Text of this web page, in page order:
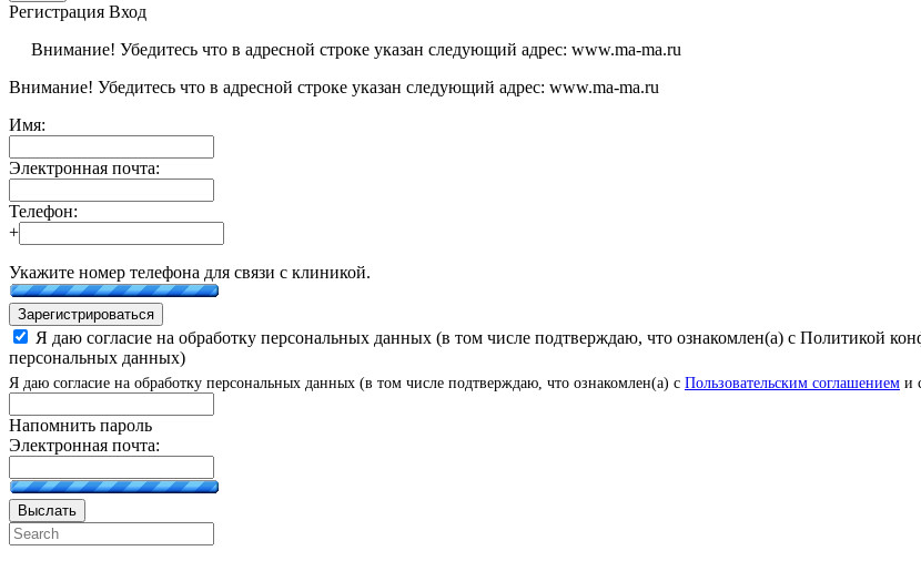
Регистрация Вход
Внимание! Убедитесь что в адресной строке указан следующий адрес: www.ma-ma.ru
Внимание! Убедитесь что в адресной строке указан следующий адрес: www.ma-ma.ru
Имя:
Электронная почта:
Телефон:
+
Укажите номер телефона для связи с клиникой.
Зарегистрироваться
Я даю согласие на обработку персональных данных (в том числе подтверждаю, что ознакомлен(а) с Политикой
персональных данных)
Я даю согласие на обработку персональных данных (в том числе подтверждаю, что ознакомлен(а) с Пользовательским соглашением и
Напомнить пароль
Электронная почта:
Выслать